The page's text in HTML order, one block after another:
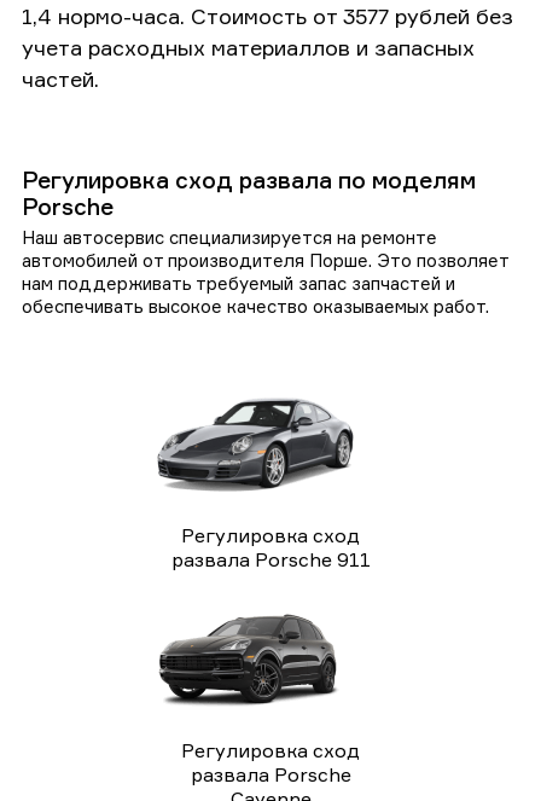
1,4 нормо-часа. Стоимость от 3577 рублей без
учета расходных материаллов и запасных
частей.
Регулировка сход развала по моделям
Porsche
Наш автосервис специализируется на ремонте
автомобилей от производителя Порше. Это позволяет
нам поддерживать требуемый запас запчастей и
обеспечивать высокое качество оказываемых работ.
Регулировка сход
развала Porsche 911
Регулировка сход
развала Porsche